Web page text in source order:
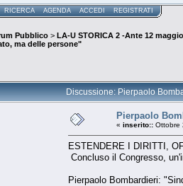
RICERCA AGENDA ACCEDI REGISTRATI
Pubblico > LA-U STORICA 2 -Ante 12
ma delle persone"
Discussione: Pierpaolo
Pierpaolo
« inserito:: Ottobre
ESTENDERE I DIRITTI,
Concluso il Congresso,
Pierpaolo Bombardieri: